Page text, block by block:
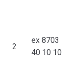
2
ex 8703
40 10 10